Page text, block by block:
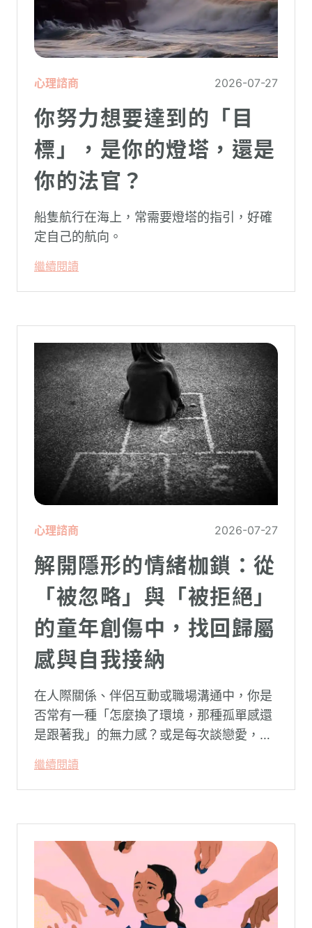
心理諮商 2026-07-27
你努力想要達到的「目
標」，是你的燈塔，還是
你的法官？
船隻航行在海上，常需要燈塔的指引，好確
定自己的航向。
繼續閱讀
心理諮商 2026-07-27
解開隱形的情緒枷鎖：從
「被忽略」與「被拒絕」
的童年創傷中，找回歸屬
感與自我接納
在人際關係、伴侶互動或職場溝通中，你是
否常有一種「怎麼換了環境，那種孤單感還
是跟著我」的無力感？或是每次談戀愛，總
卻演變成兩敗俱傷？
繼續閱讀